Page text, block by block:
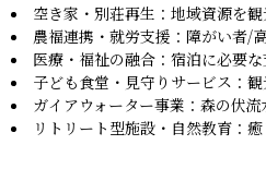
空き家・別荘再生：地域資源を
農福連携・就労支援：障がい者/
医療・福祉の融合：宿泊に必要
子ども食堂・見守りサービス：
ガイアウォーター事業：森の伏
リトリート型施設・自然教育：